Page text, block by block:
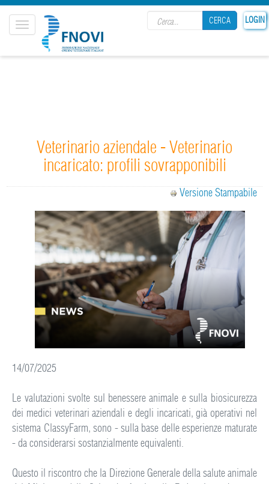
LOGIN
CERCA
Toggle
navigation
Veterinario aziendale - Veterinario
incaricato: profili sovrapponibili
Versione Stampabile
14/07/2025
Le valutazioni svolte sul benessere animale e sulla biosicurezza
dei medici veterinari aziendali e degli incaricati, già operativi nel
sistema ClassyFarm, sono - sulla base delle esperienze maturate
- da considerarsi sostanzialmente equivalenti.
Questo il riscontro che la Direzione Generale della salute animale